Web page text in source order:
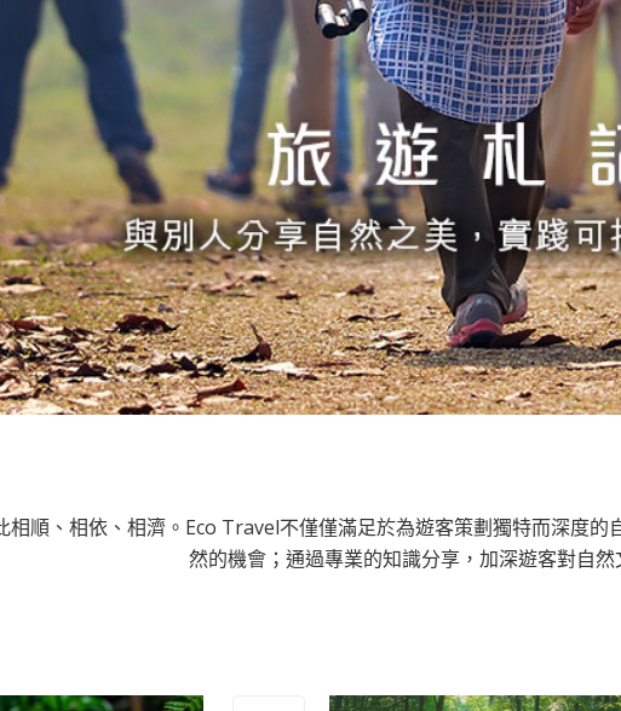
相順、相依、相濟。Eco Travel不僅僅滿足於為遊客策劃獨特而深度
然的機會；通過專業的知識分享，加深遊客對自然